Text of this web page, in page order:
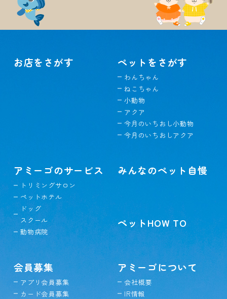
お店をさがす ペットをさがす
わんちゃん
ねこちゃん
小動物
アクア
今月のいちおし小動物
今月のいちおしアクア
アミーゴのサービス
トリミングサロン
ペットホテル
ドッグ
スクール
動物病院
みんなのペット自慢
ペットHOW TO
会員募集
アプリ会員募集
カード会員募集
アミーゴについて
会社概要
IR情報